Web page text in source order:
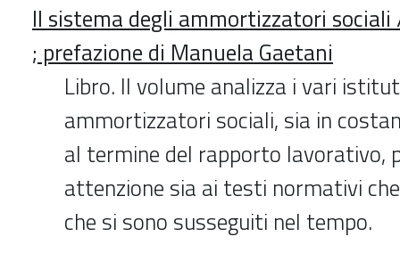
Il sistema degli ammortizzatori
; prefazione di Manuela Gaetani
Libro. Il volume analizza i vari
ammortizzatori sociali, sia in
al termine del rapporto lavorativo,
attenzione sia ai testi normativi
che si sono susseguiti nel tempo.